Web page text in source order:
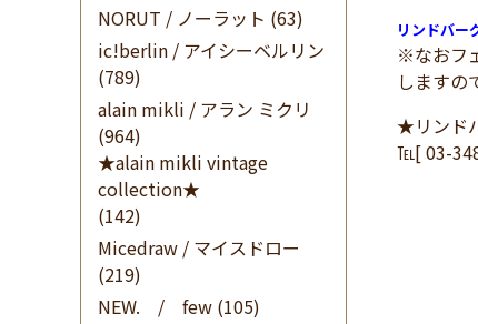
NORUT / ノーラット (63)
ic!berlin / アイシーベルリン
(789)
alain mikli / アラン ミクリ
(964)
★alain mikli vintage
collection★
(142)
Micedraw / マイスドロー
(219)
NEW. / few (105)
リンドバー
※なおフ
しますの
★リンド
℡[ 03-